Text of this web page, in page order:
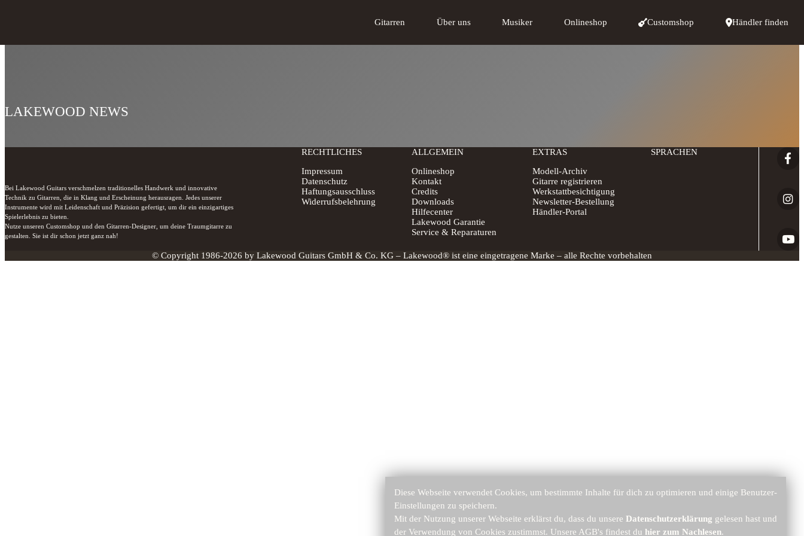
Gitarren Über uns Musiker Onlineshop Customshop Händler finden
LAKEWOOD NEWS
Bei Lakewood Guitars verschmelzen traditionelles Handwerk und innovative
Technik zu Gitarren, die in Klang und Erscheinung herausragen. Jedes unserer
Instrumente wird mit Leidenschaft und Präzision gefertigt, um dir ein einzigartiges
Spielerlebnis zu bieten.
Nutze unseren Customshop und den Gitarren-Designer, um deine Traumgitarre zu
gestalten. Sie ist dir schon jetzt ganz nah!
RECHTLICHES
Impressum
Datenschutz
Haftungsausschluss
Widerrufsbelehrung
ALLGEMEIN
Onlineshop
Kontakt
Credits
Downloads
Hilfecenter
Lakewood Garantie
Service & Reparaturen
EXTRAS
Modell-Archiv
Gitarre registrieren
Werkstattbesichtigung
Newsletter-Bestellung
Händler-Portal
SPRACHEN
© Copyright 1986-2026 by Lakewood Guitars GmbH & Co. KG – Lakewood® ist eine eingetragene Marke – alle Rechte vorbehalten
Diese Webseite verwendet Cookies, um bestimmte Inhalte für dich zu optimieren und einige Benutzer-
Einstellungen zu speichern.
Mit der Nutzung unserer Webseite erklärst du, dass du unsere Datenschutzerklärung gelesen hast und
der Verwendung von Cookies zustimmst. Unsere AGB's findest du hier zum Nachlesen.